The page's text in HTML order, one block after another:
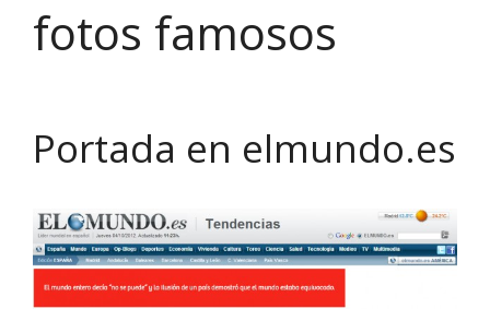
fotos famosos
Portada en elmundo.es